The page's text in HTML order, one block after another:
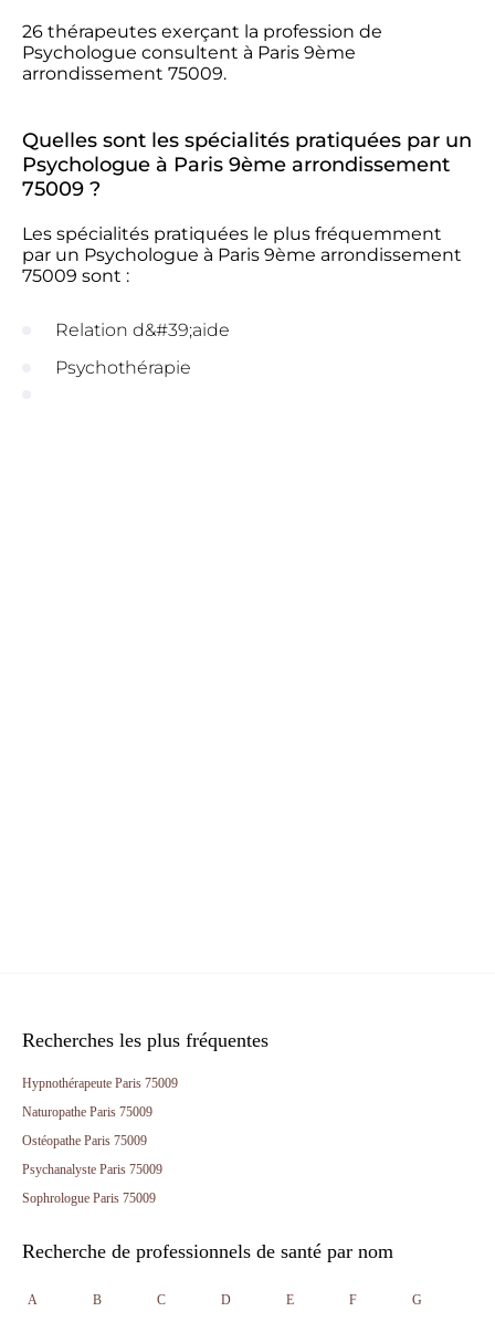
26 thérapeutes exerçant la profession de
Psychologue consultent à Paris 9ème
arrondissement 75009.
Quelles sont les spécialités pratiquées par un
Psychologue à Paris 9ème arrondissement
75009 ?
Les spécialités pratiquées le plus fréquemment
par un Psychologue à Paris 9ème arrondissement
75009 sont :
Relation d&#39;aide
Psychothérapie
Recherches les plus fréquentes
Hypnothérapeute Paris 75009
Naturopathe Paris 75009
Ostéopathe Paris 75009
Psychanalyste Paris 75009
Sophrologue Paris 75009
Recherche de professionnels de santé par nom
A B C D E F G